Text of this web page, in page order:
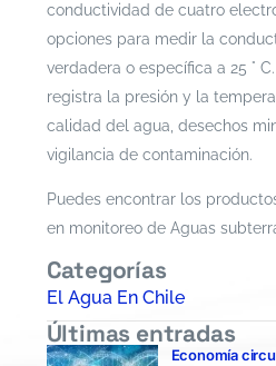
conductividad de cuatro
opciones para medir la
verdadera o específica a 25 °
registra la presión y la
calidad del agua, desechos
vigilancia de contaminación.
Puedes encontrar los
en monitoreo de Aguas
Categorías
El Agua En Chile
Últimas entradas
Economía